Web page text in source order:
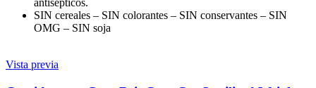
antisépticos.
SIN cereales – SIN colorantes – SIN conservantes – SIN
OMG – SIN soja
Vista previa